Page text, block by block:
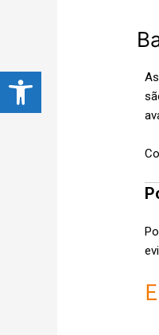
Abrir a barra de ferramentas